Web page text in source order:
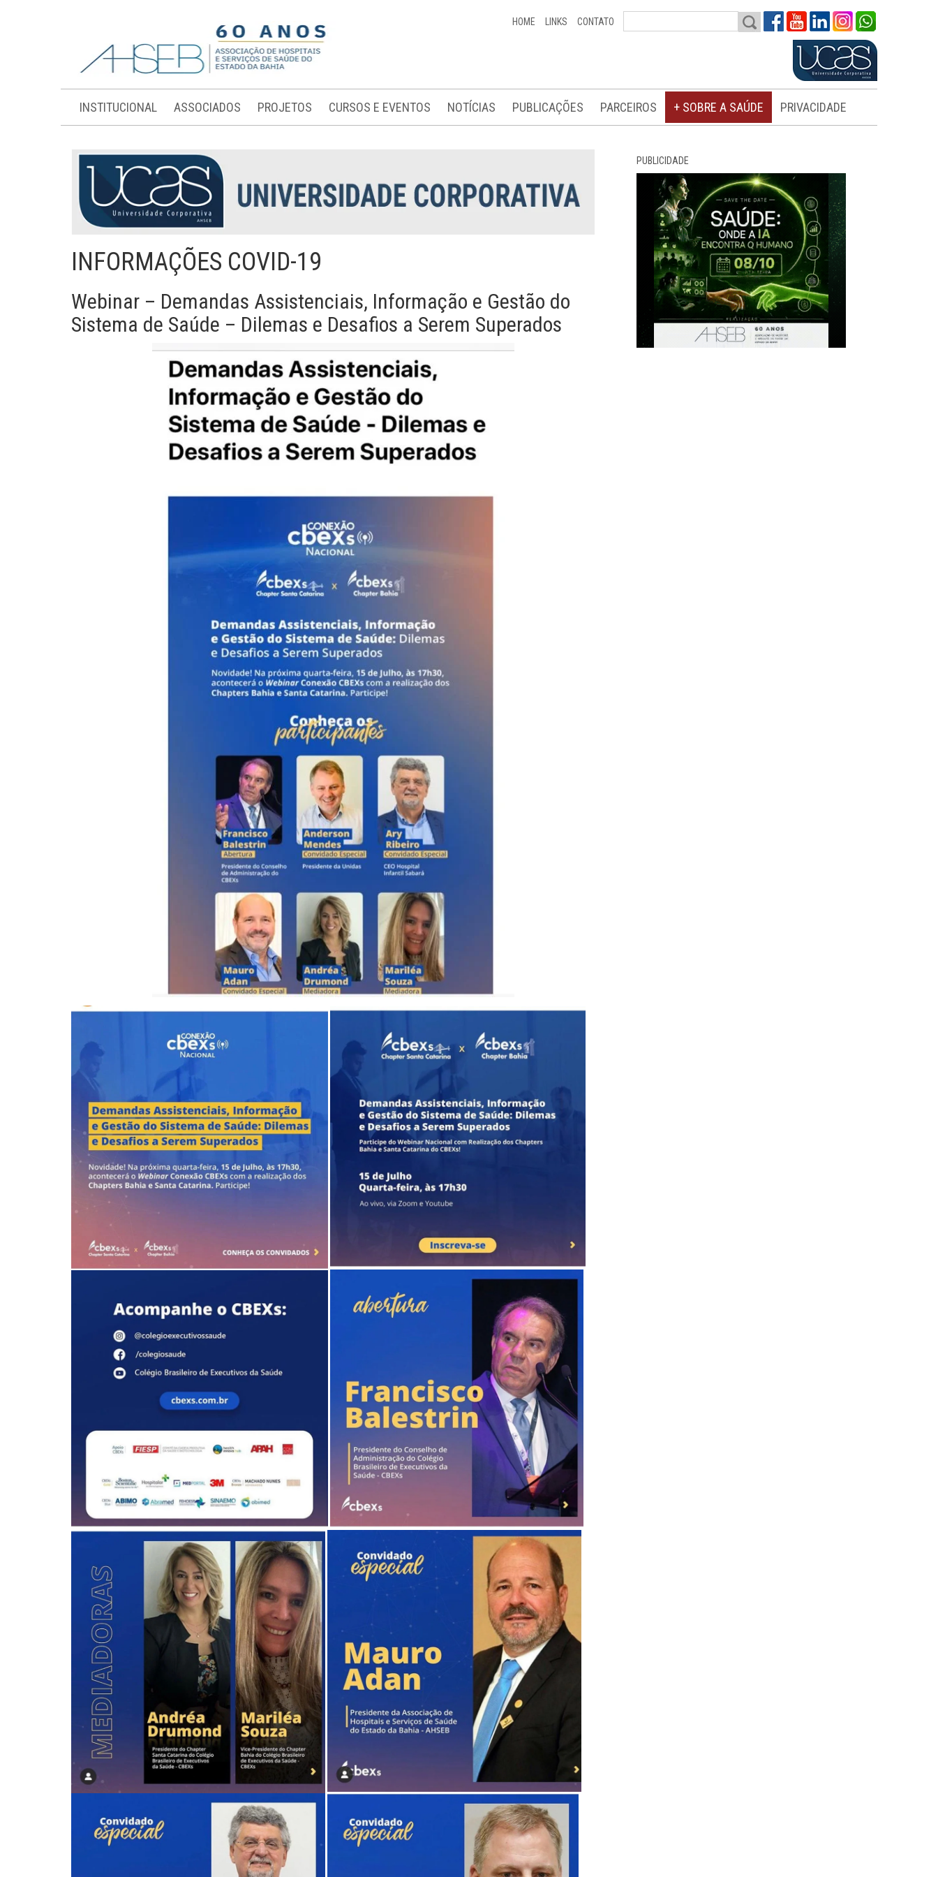
HOME LINKS CONTATO
INSTITUCIONAL ASSOCIADOS PROJETOS CURSOS E EVENTOS NOTÍCIAS PUBLICAÇÕES PARCEIROS + SOBRE A SAÚDE PRIVACIDADE
INFORMAÇÕES COVID-19
Webinar – Demandas Assistenciais, Informação e Gestão do
Sistema de Saúde – Dilemas e Desafios a Serem Superados
PUBLICIDADE